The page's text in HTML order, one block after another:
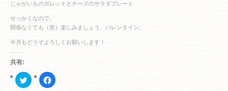
じゃがいものガレットとチーズのサラダプレート
せっかくなので。
関係なくても（笑）楽しみましょう、バレンタイン。
今月もどうぞよろしくお願いします！
共有:
ク
リ
Facebook
で